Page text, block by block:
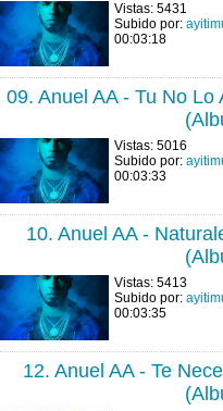
Vistas: 5431
Subido por:
00:03:18
09. Anuel AA - Tu No
Vistas: 5016
Subido por:
00:03:33
10. Anuel AA -
Vistas: 5413
Subido por:
00:03:35
12. Anuel AA - Te